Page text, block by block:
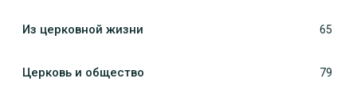
Из церковной жизни 65
Церковь и общество 79